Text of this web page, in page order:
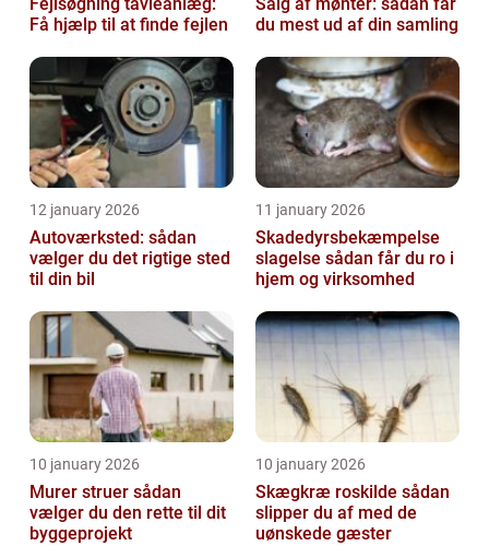
Få hjælp til at finde fejlen
du mest ud af din samling
12 january 2026
Autoværksted: sådan
vælger du det rigtige sted
til din bil
11 january 2026
Skadedyrsbekæmpelse
slagelse sådan får du ro i
hjem og virksomhed
10 january 2026
Murer struer sådan
vælger du den rette til dit
byggeprojekt
10 january 2026
Skægkræ roskilde sådan
slipper du af med de
uønskede gæster